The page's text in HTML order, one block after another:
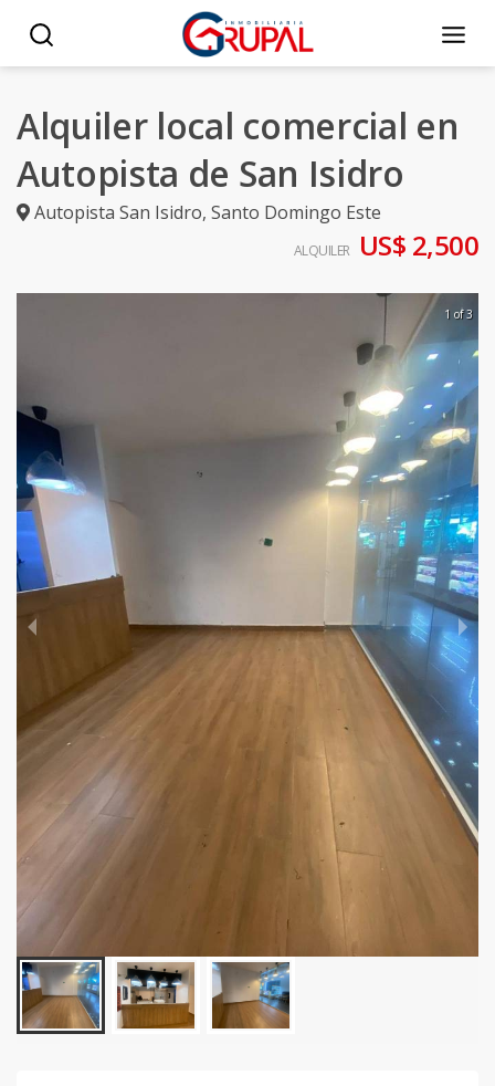
Alquiler local comercial en
Autopista de San Isidro
Autopista San Isidro, Santo Domingo Este
ALQUILER US$ 2,500
1 of 3